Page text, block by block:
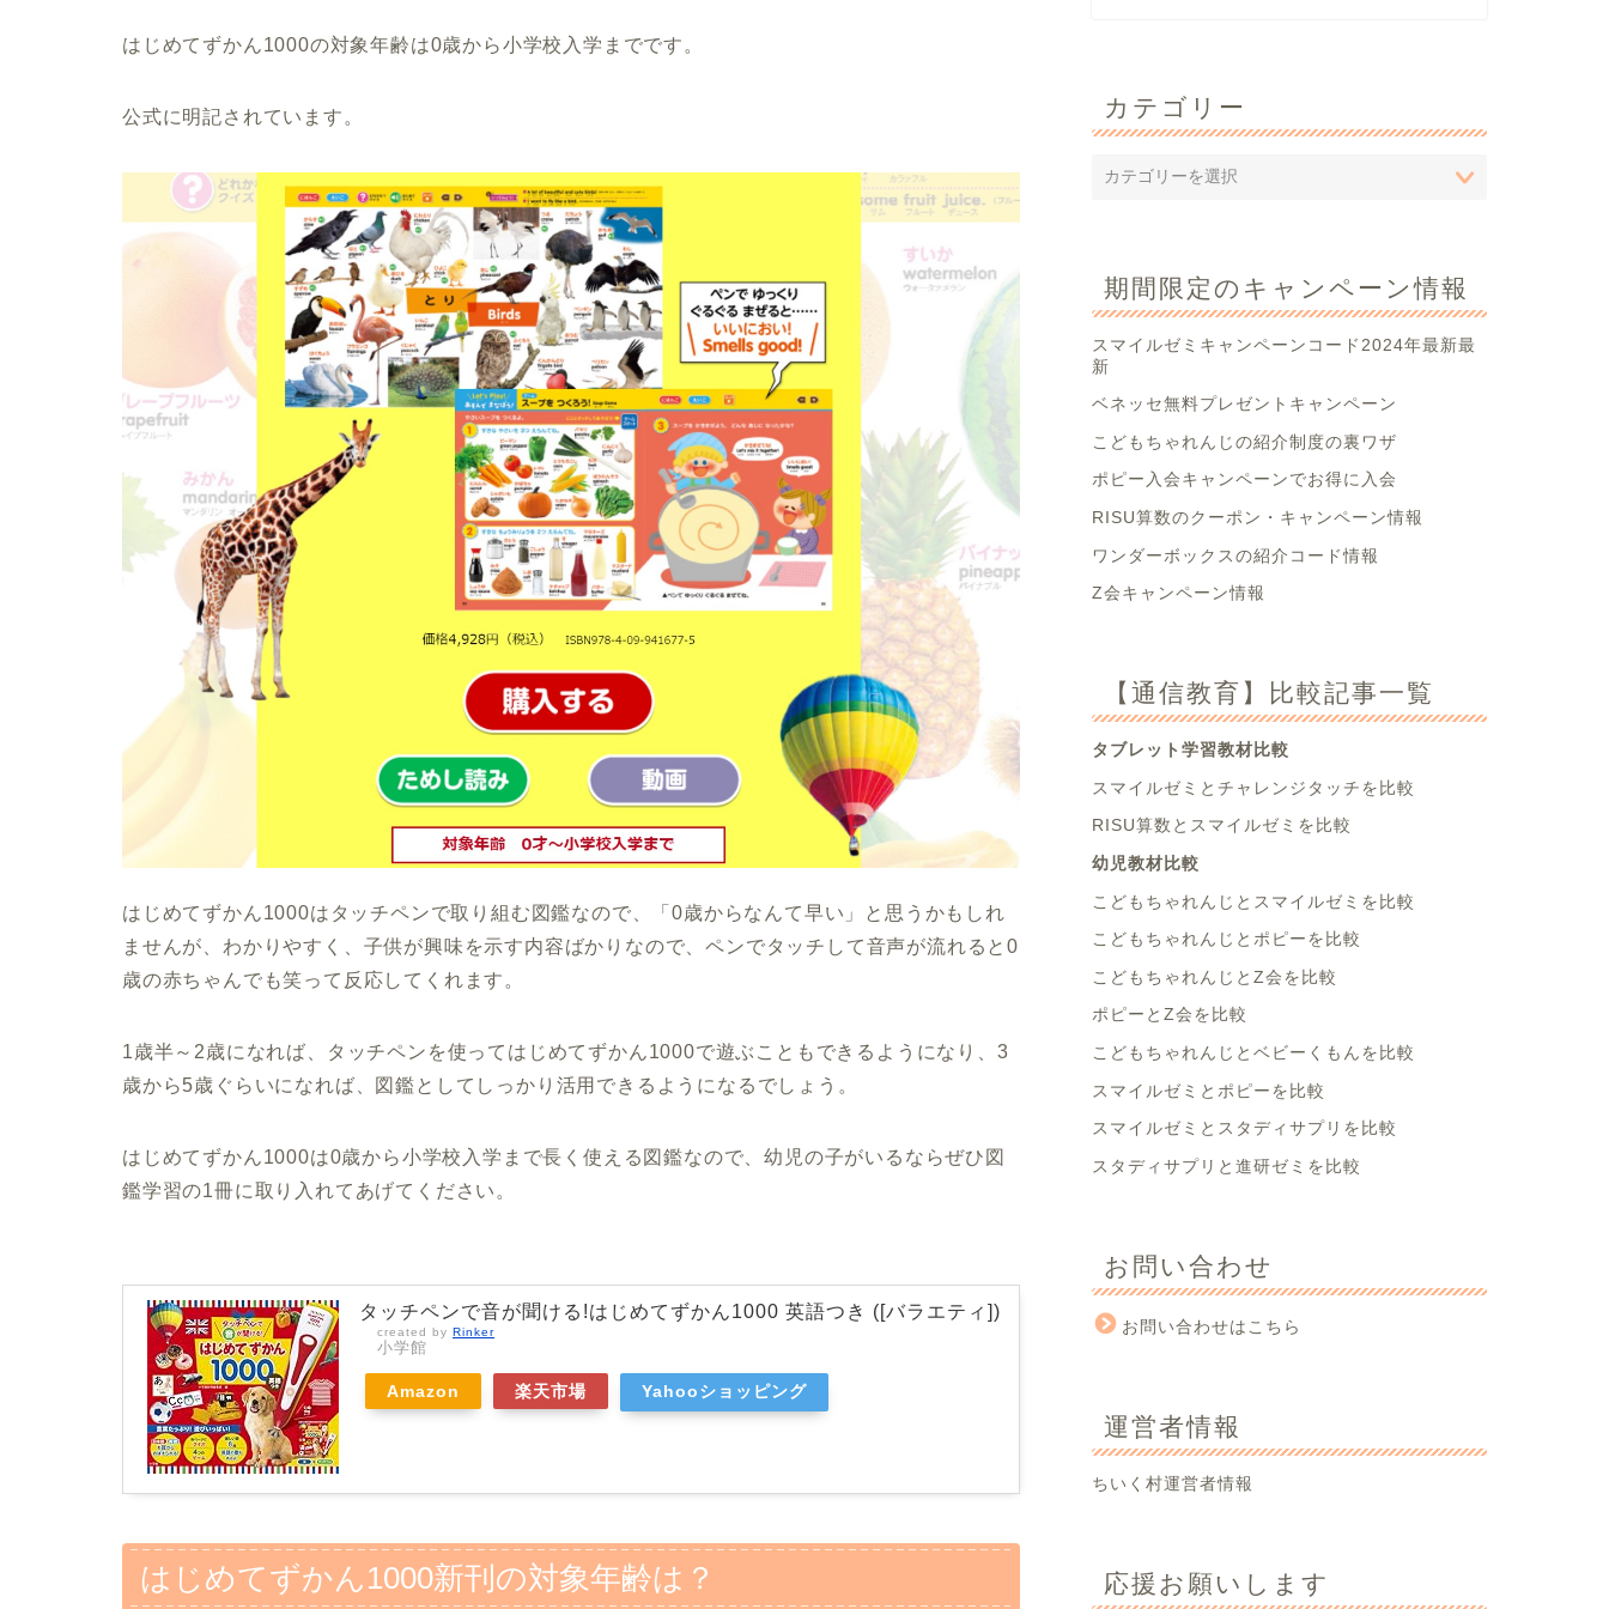
はじめてずかん1000の対象年齢は0歳から小学校入学までです。
公式に明記されています。
はじめてずかん1000はタッチペンで取り組む図鑑なので、「0歳からなんて早い」と思うかもしれ
ませんが、わかりやすく、子供が興味を示す内容ばかりなので、ペンでタッチして音声が流れると0
歳の赤ちゃんでも笑って反応してくれます。
1歳半～2歳になれば、タッチペンを使ってはじめてずかん1000で遊ぶこともできるようになり、3
歳から5歳ぐらいになれば、図鑑としてしっかり活用できるようになるでしょう。
はじめてずかん1000は0歳から小学校入学まで長く使える図鑑なので、幼児の子がいるならぜひ図
鑑学習の1冊に取り入れてあげてください。
タッチペンで音が聞ける!はじめてずかん1000 英語つき ([バラエティ])
created by Rinker
小学館
Amazon 楽天市場 Yahooショッピング
はじめてずかん1000新刊の対象年齢は？
カテゴリー
期間限定のキャンペーン情報
スマイルゼミキャンペーンコード2024年最新最
新
ベネッセ無料プレゼントキャンペーン
こどもちゃれんじの紹介制度の裏ワザ
ポピー入会キャンペーンでお得に入会
RISU算数のクーポン・キャンペーン情報
ワンダーボックスの紹介コード情報
Z会キャンペーン情報
【通信教育】比較記事一覧
タブレット学習教材比較
スマイルゼミとチャレンジタッチを比較
RISU算数とスマイルゼミを比較
幼児教材比較
こどもちゃれんじとスマイルゼミを比較
こどもちゃれんじとポピーを比較
こどもちゃれんじとZ会を比較
ポピーとZ会を比較
こどもちゃれんじとベビーくもんを比較
スマイルゼミとポピーを比較
スマイルゼミとスタディサプリを比較
スタディサプリと進研ゼミを比較
お問い合わせ
お問い合わせはこちら
運営者情報
ちいく村運営者情報
応援お願いします